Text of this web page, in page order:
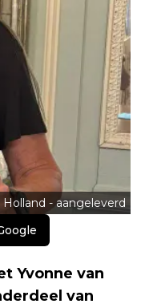
- aangeleverd
Yvonne van
van